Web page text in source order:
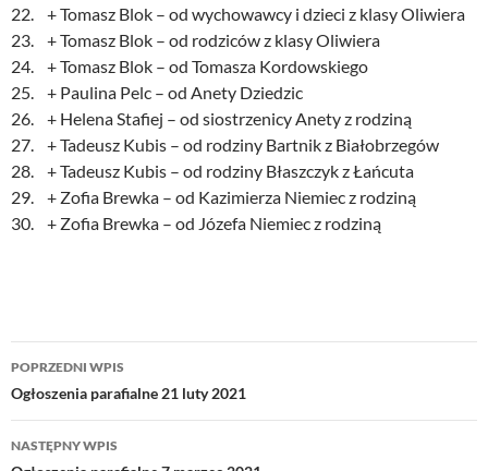
22. + Tomasz Blok – od wychowawcy i dzieci z klasy Oliwiera
23. + Tomasz Blok – od rodziców z klasy Oliwiera
24. + Tomasz Blok – od Tomasza Kordowskiego
25. + Paulina Pelc – od Anety Dziedzic
26. + Helena Stafiej – od siostrzenicy Anety z rodziną
27. + Tadeusz Kubis – od rodziny Bartnik z Białobrzegów
28. + Tadeusz Kubis – od rodziny Błaszczyk z Łańcuta
29. + Zofia Brewka – od Kazimierza Niemiec z rodziną
30. + Zofia Brewka – od Józefa Niemiec z rodziną
Nawigacja
wpisu
POPRZEDNI WPIS
Ogłoszenia parafialne 21 luty 2021
NASTĘPNY WPIS